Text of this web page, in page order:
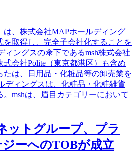
は、株式会社MAPホールディング
を取得し、完全子会社化することを
ィングスの傘下であるmsh株式会社
式会社Polite（東京都港区）も含め
たは、日用品・化粧品等の卸売業を
ディングスは、化粧品・化粧雑貨
mshは、眉目カテゴリーにおいて
ットグループ、プラ
ーへのTOBが成立